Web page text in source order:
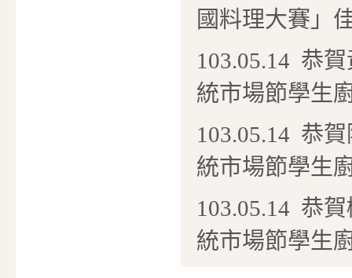
國料理大賽」
103.05.14 恭
統市場節學生
103.05.14 恭
統市場節學生
103.05.14 恭
統市場節學生